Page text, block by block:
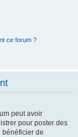
ce forum ?
peut avoir
pour poster des
bénéficier de